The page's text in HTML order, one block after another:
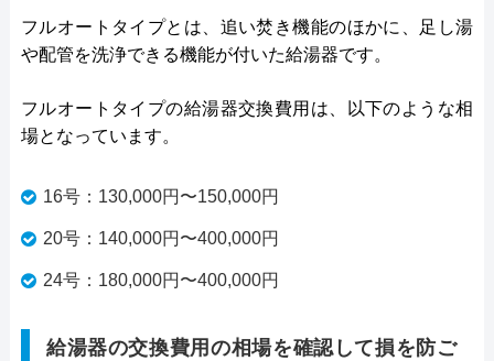
フルオートタイプとは、追い焚き機能のほかに、足し湯
や配管を洗浄できる機能が付いた給湯器です。
フルオートタイプの給湯器交換費用は、以下のような相
場となっています。
16号：130,000円〜150,000円
20号：140,000円〜400,000円
24号：180,000円〜400,000円
給湯器の交換費用の相場を確認して損を防ご